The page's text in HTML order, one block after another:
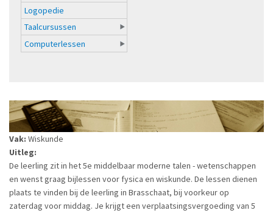
Logopedie
Taalcursussen
Computerlessen
Vak: Wiskunde
Uitleg:
De leerling zit in het 5e middelbaar moderne talen - wetenschappen
en wenst graag bijlessen voor fysica en wiskunde. De lessen dienen
plaats te vinden bij de leerling in Brasschaat, bij voorkeur op
zaterdag voor middag. Je krijgt een verplaatsingsvergoeding van 5